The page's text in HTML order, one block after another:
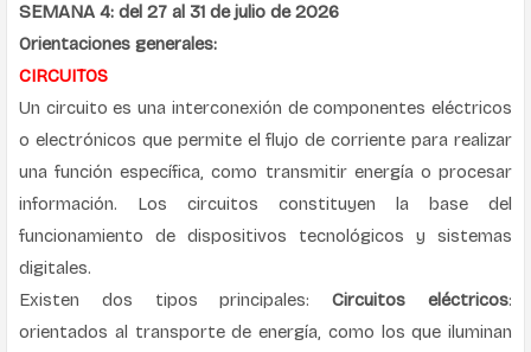
SEMANA 4: del 27 al 31 de julio de 2026
Orientaciones generales:
CIRCUITOS
Un circuito es una interconexión de componentes eléctricos
o electrónicos que permite el flujo de corriente para realizar
una función específica, como transmitir energía o procesar
información. Los circuitos constituyen la base del
funcionamiento de dispositivos tecnológicos y sistemas
digitales.
Existen dos tipos principales:Circuitos eléctricos:
orientados al transporte de energía, como los que iluminan